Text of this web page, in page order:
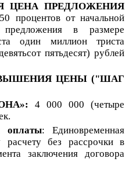
ЦЕНА ПРЕДЛОЖЕНИЯ
50 процентов от начальной
предложения в размере
один миллион триста
пятьдесят) рублей
ЦЕНЫ ("ШАГ
4 000 000 (четыре
оплаты: Единовременная
расчету без рассрочки в
заключения договора